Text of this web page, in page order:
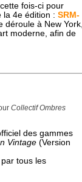
fois-ci pour
la 4e édition : SRM-
déroule à New
moderne, afin de
Collectif Ombres
des gammes
Vintage(Version
tous les